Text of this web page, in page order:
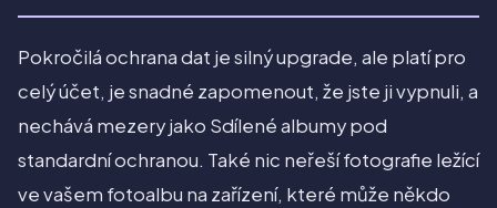
Pokročilá ochrana dat je silný upgrade, ale platí pro
celý účet, je snadné zapomenout, že jste ji vypnuli, a
nechává mezery jako Sdílené albumy pod
standardní ochranou. Také nic neřeší fotografie ležící
ve vašem fotoalbu na zařízení, které může někdo